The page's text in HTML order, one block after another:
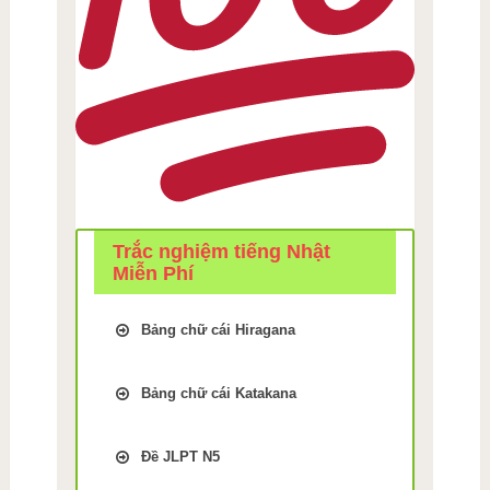
Trắc nghiệm tiếng Nhật
Miễn Phí
Bảng chữ cái Hiragana
hiragana Bài 1
bảng chữ cái Tiếng Nhật
Bảng chữ cái Katakana
Katakana Bài 9
Đề JLPT N5